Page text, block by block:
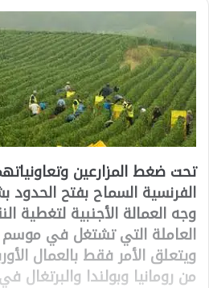
تحت ضغط المزارعين
الفرنسية السماح بفتح
وجه العمالة الأجنبية لتغطية
العاملة التي تشتغل في موسم
ويتعلق الأمر فقط بالعمال
من رومانيا وبولندا والبرتغال